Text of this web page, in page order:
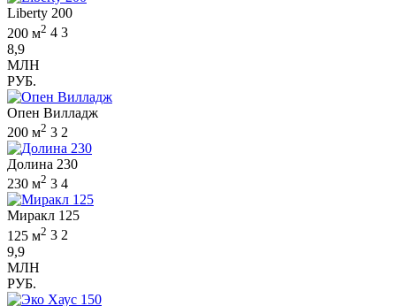
Liberty 200
200 м2 4 3
8,9
МЛН
РУБ.
Опен Вилладж
200 м2 3 2
Долина 230
230 м2 3 4
Миракл 125
125 м2 3 2
9,9
МЛН
РУБ.